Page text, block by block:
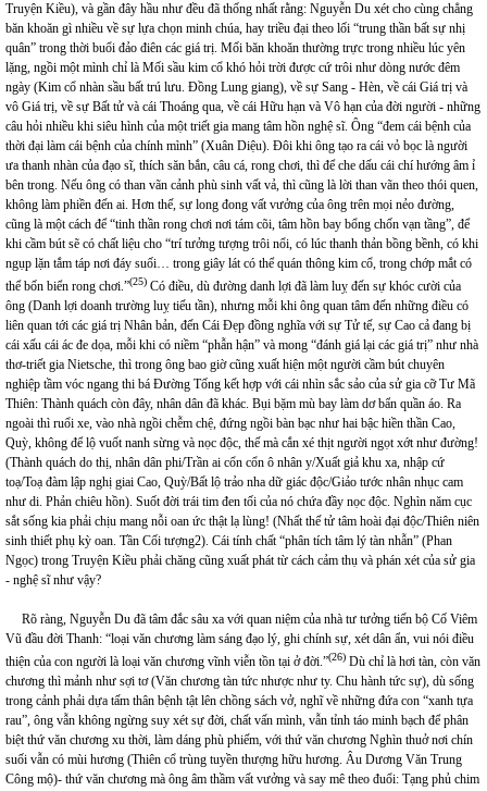
Truyện Kiều), và gần đây hầu như đều đã thống nhất rằng: Nguyễn Du xét cho cùng chẳng
băn khoăn gì nhiều về sự lựa chọn minh chúa, hay triều đại theo lối “trung thần bất sự nhị
quân” trong thời buổi đảo điên các giá trị. Mối băn khoăn thường trực trong nhiều lúc yên
lặng, ngồi một mình chỉ là Mối sầu kim cổ khó hỏi trời được cứ trôi như dòng nước đêm
ngày (Kim cổ nhàn sầu bất trú lưu. Đồng Lung giang), về sự Sang - Hèn, về cái Giá trị và
vô Giá trị, về sự Bất tử và cái Thoáng qua, về cái Hữu hạn và Vô hạn của đời người - những
câu hỏi nhiều khi siêu hình của một triết gia mang tâm hồn nghệ sĩ. Ông “đem cái bệnh của
thời đại làm cái bệnh của chính mình” (Xuân Diệu). Đôi khi ông tạo ra cái vỏ bọc là người
ưa thanh nhàn của đạo sĩ, thích săn bắn, câu cá, rong chơi, thì để che dấu cái chí hướng âm ỉ
bên trong. Nếu ông có than vãn cảnh phù sinh vất vả, thì cũng là lời than vãn theo thói quen,
không làm phiền đến ai. Hơn thế, sự long đong vất vưởng của ông trên mọi nẻo đường,
cũng là một cách để “tinh thần rong chơi nơi tám cõi, tâm hồn bay bổng chốn vạn tầng”, để
khi cầm bút sẽ có chất liệu cho “trí tưởng tượng trôi nổi, có lúc thanh thản bồng bềnh, có khi
ngụp lặn tắm táp nơi đáy suối… trong giây lát có thể quán thông kim cổ, trong chớp mắt có
thể bốn biển rong chơi.”(25) Có điều, dù đường danh lợi đã làm luỵ đến sự khóc cười của
ông (Danh lợi doanh trường luỵ tiếu tần), nhưng mỗi khi ông quan tâm đến những điều có
liên quan tới các giá trị Nhân bản, đến Cái Đẹp đồng nghĩa với sự Tử tế, sự Cao cả đang bị
cái xấu cái ác đe dọa, mỗi khi có niềm “phẫn hận” và mong “đánh giá lại các giá trị” như nhà
thơ-triết gia Nietsche, thì trong ông bao giờ cũng xuất hiện một người cầm bút chuyên
nghiệp tầm vóc ngang thi bá Đường Tống kết hợp với cái nhìn sắc sảo của sử gia cỡ Tư Mã
Thiên: Thành quách còn đây, nhân dân đã khác. Bụi bặm mù bay làm dơ bẩn quần áo. Ra
ngoài thì ruổi xe, vào nhà ngồi chễm chệ, đứng ngồi bàn bạc như hai bậc hiền thần Cao,
Quỳ, không để lộ vuốt nanh sừng và nọc độc, thế mà cắn xé thịt người ngọt xớt như đường!
(Thành quách do thị, nhân dân phi/Trần ai cổn cổn ô nhân y/Xuất giả khu xa, nhập cứ
toạ/Toạ đàm lập nghị giai Cao, Quỳ/Bất lộ trảo nha dữ giác độc/Giảo tước nhân nhục cam
như di. Phản chiêu hồn). Suốt đời trái tim đen tối của nó chứa đầy nọc độc. Nghìn năm cục
sắt sống kia phải chịu mang nỗi oan ức thật lạ lùng! (Nhất thế tử tâm hoài đại độc/Thiên niên
sinh thiết phụ kỳ oan. Tần Cối tượng2). Cái tính chất “phân tích tâm lý tàn nhẫn” (Phan
Ngọc) trong Truyện Kiều phải chăng cũng xuất phát từ cách cảm thụ và phán xét của sử gia
- nghệ sĩ như vậy?
Rõ ràng, Nguyễn Du đã tâm đắc sâu xa với quan niệm của nhà tư tưởng tiến bộ Cố Viêm
Vũ đầu đời Thanh: “loại văn chương làm sáng đạo lý, ghi chính sự, xét dân ẩn, vui nói điều
thiện của con người là loại văn chương vĩnh viễn tồn tại ở đời.”(26) Dù chỉ là hơi tàn, còn văn
chương thì mảnh như sợi tơ (Văn chương tàn tức nhược như ty. Chu hành tức sự), dù sống
trong cảnh phải dựa tấm thân bệnh tật lên chồng sách vở, nghĩ về những đứa con “xanh tựa
rau”, ông vẫn không ngừng suy xét sự đời, chất vấn mình, vẫn tỉnh táo minh bạch để phân
biệt thứ văn chương xu thời, làm dáng phù phiếm, với thứ văn chương Nghìn thuở nơi chín
suối vẫn có mùi hương (Thiên cổ trùng tuyền thượng hữu hương. Âu Dương Văn Trung
Công mộ)- thứ văn chương mà ông âm thầm vất vưởng và say mê theo đuổi: Tạng phủ chim